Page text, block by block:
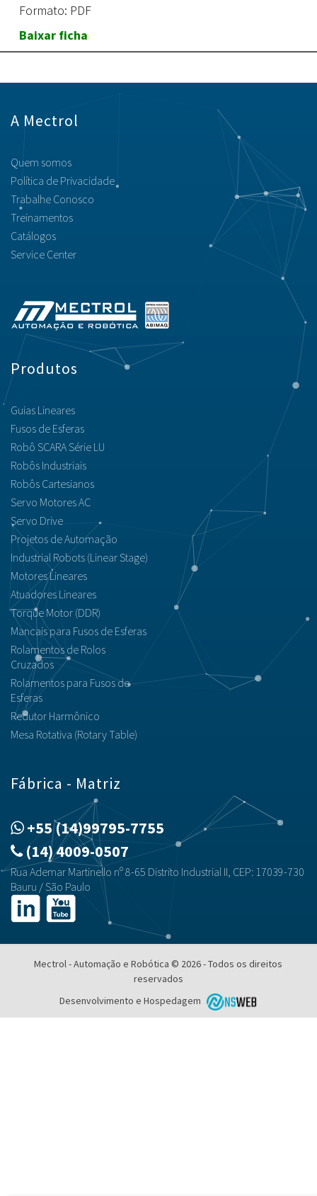
Formato: PDF
Baixar ficha
A Mectrol
Quem somos
Política de Privacidade
Trabalhe Conosco
Treinamentos
Catálogos
Service Center
Produtos
Guias Lineares
Fusos de Esferas
Robô SCARA Série LU
Robôs Industriais
Robôs Cartesianos
Servo Motores AC
Servo Drive
Projetos de Automação
Industrial Robots (Linear Stage)
Motores Lineares
Atuadores Lineares
Torque Motor (DDR)
Mancais para Fusos de Esferas
Rolamentos de Rolos
Cruzados
Rolamentos para Fusos de
Esferas
Redutor Harmônico
Mesa Rotativa (Rotary Table)
Fábrica - Matriz
+55 (14)99795-7755
(14) 4009-0507
Rua Ademar Martinello nº 8-65 Distrito Industrial II, CEP: 17039-730
Bauru / São Paulo
Mectrol - Automação e Robótica © 2026 - Todos os direitos
reservados
Desenvolvimento e Hospedagem